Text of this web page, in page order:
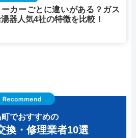
ーカーごとに違いがある？ガス
器人気4社の特徴を比較！
でおすすめの
換・修理業者10選